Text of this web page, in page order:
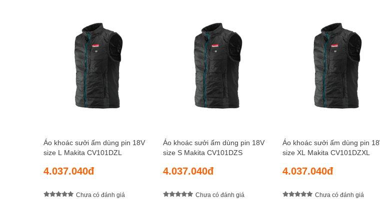
Áo khoác sưởi ấm dùng pin 18V
size L Makita CV101DZL
4.037.040đ
Chưa có đánh giá
Áo khoác sưởi ấm dùng pin 18V
size S Makita CV101DZS
4.037.040đ
Chưa có đánh giá
Áo khoác sưởi ấm dùng pin
size XL Makita CV101DZXL
4.037.040đ
Chưa có đánh giá